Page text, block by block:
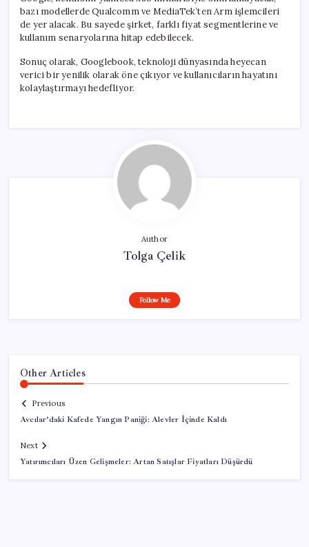
bazı modellerde Qualcomm ve MediaTek’ten Arm işlemcileri
de yer alacak. Bu sayede şirket, farklı fiyat segmentlerine ve
kullanım senaryolarına hitap edebilecek.
Sonuç olarak, Googlebook, teknoloji dünyasında heyecan
verici bir yenilik olarak öne çıkıyor ve kullanıcıların hayatını
kolaylaştırmayı hedefliyor.
Author
Tolga Çelik
Follow Me
Other Articles
Previous
Avcılar’daki Kafede Yangın Paniği: Alevler İçinde Kaldı
Next
Yatırımcıları Üzen Gelişmeler: Artan Satışlar Fiyatları Düşürdü